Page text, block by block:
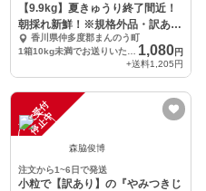
【9.9kg】夏きゅうり終了間近！
朝採れ新鮮！※規格外品・訳あり
品きゅうり
香川県仲多度郡まんのう町
1,080円
+送料1,205円
注
文
受
付
停
止
中
森脇俊博
注文から1~6日で発送
小粒で【訳あり】の『やみつきじ